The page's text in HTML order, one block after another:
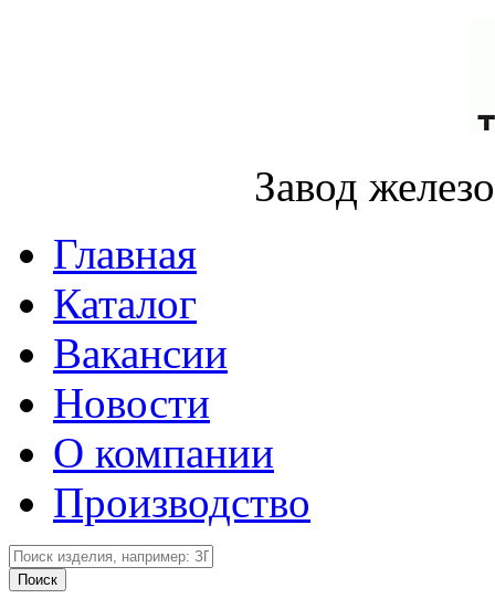
Завод
Главная
Каталог
Вакансии
Новости
О компании
Производство